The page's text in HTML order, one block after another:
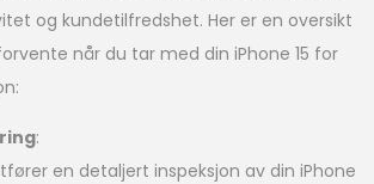
og kundetilfredshet. Her er en oversikt
når du tar med din iPhone 15 for
:
en detaljert inspeksjon av din iPhone